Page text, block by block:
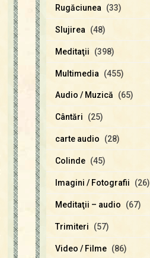
Rugăciunea (33)
Slujirea (48)
Meditaţii (398)
Multimedia (455)
Audio / Muzică (65)
Cântări (25)
carte audio (28)
Colinde (45)
Imagini / Fotografii (26)
Meditaţii – audio (67)
Trimiteri (57)
Video / Filme (86)